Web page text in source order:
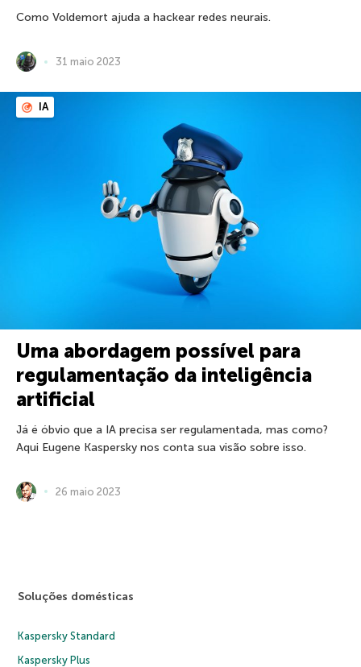
Como Voldemort ajuda a hackear redes neurais.
31 maio 2023
IA
Uma abordagem possível para
regulamentação da inteligência
artificial
Já é óbvio que a IA precisa ser regulamentada, mas como?
Aqui Eugene Kaspersky nos conta sua visão sobre isso.
26 maio 2023
Soluções domésticas
Kaspersky Standard
Kaspersky Plus